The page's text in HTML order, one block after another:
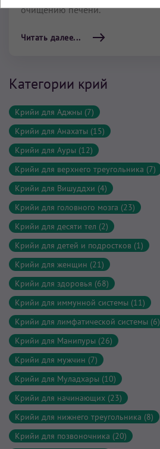
очищению печени.
Читать далее...
Категории крий
Крийи для Аджны (7)
Крийи для Анахаты (15)
Крийи для Ауры (12)
Крийи для верхнего треугольника (7)
Крийи для Вишуддхи (4)
Крийи для головного мозга (23)
Крийи для десяти тел (2)
Крийи для детей и подростков (1)
Крийи для женщин (21)
Крийи для здоровья (68)
Крийи для иммунной системы (11)
Крийи для лимфатической системы (6)
Крийи для Манипуры (26)
Крийи для мужчин (7)
Крийи для Муладхары (10)
Крийи для начинающих (23)
Крийи для нижнего треугольника (8)
Крийи для позвоночника (20)